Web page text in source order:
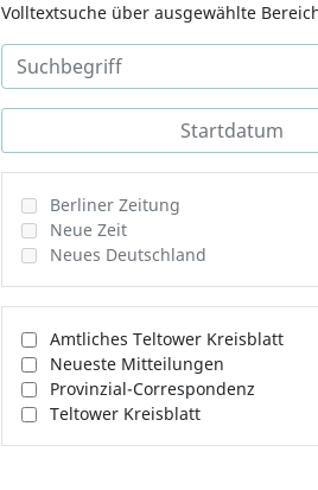
Volltextsuche über ausgewählte
Berliner Zeitung
Neue Zeit
Neues Deutschland
Amtliches Teltower Kreisblatt
Neueste Mitteilungen
Provinzial-Correspondenz
Teltower Kreisblatt